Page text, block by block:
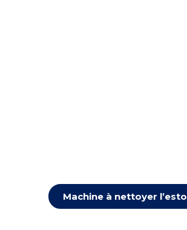
Machine à nettoyer